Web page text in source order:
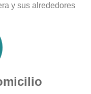
y sus alrededores